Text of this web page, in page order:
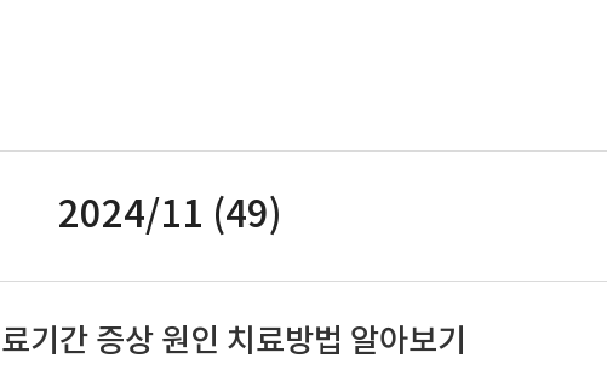
2024/11 (49)
기간 증상 원인 치료방법 알아보기